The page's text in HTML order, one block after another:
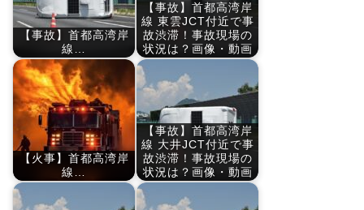
【事故】首都高湾岸
線…
【事故】首都高湾岸
線 東雲JCT付近で事
故渋滞！事故現場の
状況は？画像・動画
【火事】首都高湾岸
線…
【事故】首都高湾岸
線 大井JCT付近で事
故渋滞！事故現場の
状況は？画像・動画